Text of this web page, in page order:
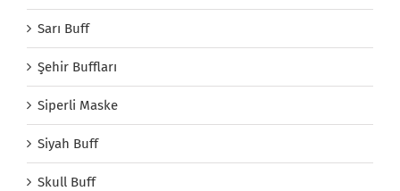
Sarı Buff
Şehir Buffları
Siperli Maske
Siyah Buff
Skull Buff